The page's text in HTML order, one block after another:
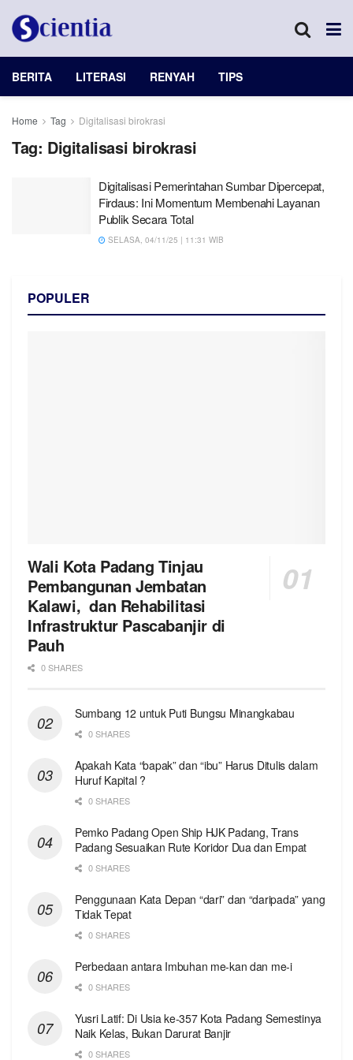
BERITA LITERASI RENYAH TIPS
Home Tag Digitalisasi birokrasi
Tag: Digitalisasi birokrasi
Digitalisasi Pemerintahan Sumbar Dipercepat,
Firdaus: Ini Momentum Membenahi Layanan
Publik Secara Total
SELASA, 04/11/25 | 11:31 WIB
POPULER
Wali Kota Padang Tinjau
Pembangunan Jembatan
Kalawi, dan Rehabilitasi
Infrastruktur Pascabanjir di
Pauh
0 SHARES
Sumbang 12 untuk Puti Bungsu Minangkabau
0 SHARES
Apakah Kata “bapak” dan “ibu” Harus Ditulis dalam
Huruf Kapital ?
0 SHARES
Pemko Padang Open Ship HJK Padang, Trans
Padang Sesuaikan Rute Koridor Dua dan Empat
0 SHARES
Penggunaan Kata Depan “dari” dan “daripada” yang
Tidak Tepat
0 SHARES
Perbedaan antara Imbuhan me-kan dan me-i
0 SHARES
Yusri Latif: Di Usia ke-357 Kota Padang Semestinya
Naik Kelas, Bukan Darurat Banjir
0 SHARES